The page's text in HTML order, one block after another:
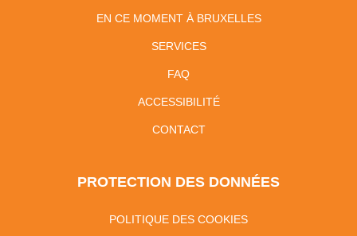
EN CE MOMENT À BRUXELLES
SERVICES
FAQ
ACCESSIBILITÉ
CONTACT
PROTECTION DES DONNÉES
POLITIQUE DES COOKIES